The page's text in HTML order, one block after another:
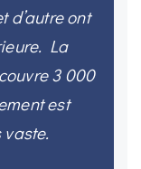
d’autre ont
La
3 000
est